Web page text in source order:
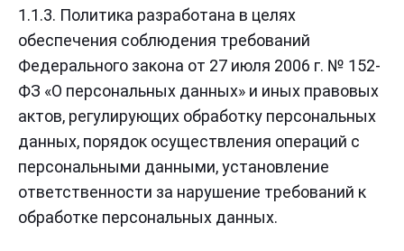
1.1.3. Политика разработана в целях
обеспечения соблюдения требований
Федерального закона от 27 июля 2006 г. № 152-
ФЗ «О персональных данных» и иных правовых
актов, регулирующих обработку персональных
данных, порядок осуществления операций с
персональными данными, установление
ответственности за нарушение требований к
обработке персональных данных.